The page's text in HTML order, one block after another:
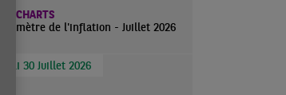
ECO CHARTS
Baromètre de l'inflation - Juillet 2026
Jeudi 30 Juillet 2026